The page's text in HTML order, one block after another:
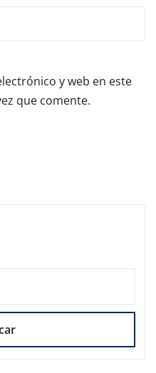
y web en este
que comente.